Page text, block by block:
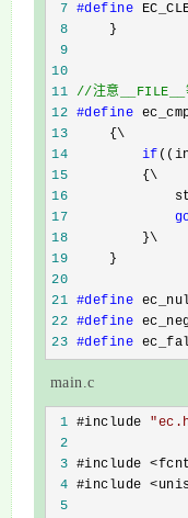
7 #define
8
9
10
11 //注意__FILE__
12 #define
13
14
if
15
16
17
18
19
20
21 #define
22 #define
23 #define
main.c
1 #include "
2
3
4
5